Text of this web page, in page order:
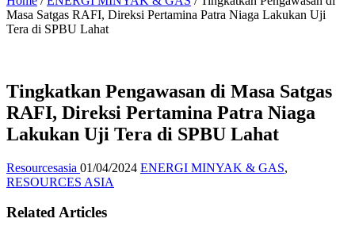
Masa Satgas RAFI, Direksi Pertamina Patra Niaga Lakukan Uji
Tera di SPBU Lahat
Tingkatkan Pengawasan di Masa Satgas
RAFI, Direksi Pertamina Patra Niaga
Lakukan Uji Tera di SPBU Lahat
Resourcesasia 01/04/2024 ENERGI MINYAK & GAS,
RESOURCES ASIA
Related Articles